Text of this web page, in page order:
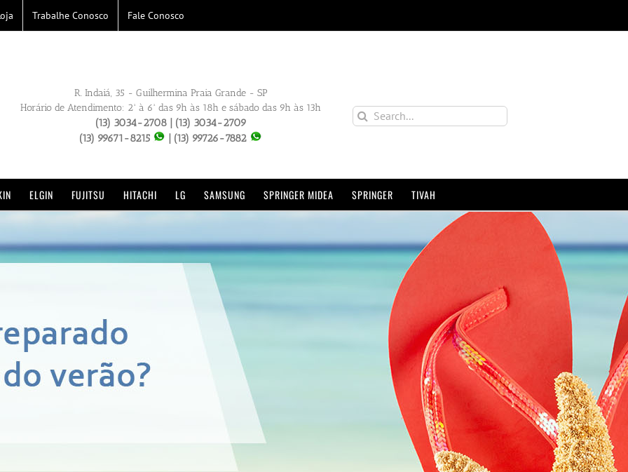
Trabalhe Conosco Fale Conosco
R. Indaiá, 35 - Guilhermina Praia Grande - SP
Horário de Atendimento: 2ª à 6ª das 9h às 18h e sábado das 9h às 13h
(13) 3034-2708 | (13) 3034-2709
(13) 99671-8215
| (13) 99726-7882
Search
for:
ELGIN FUJITSU HITACHI LG SAMSUNG SPRINGER MIDEA SPRINGER TIVAH